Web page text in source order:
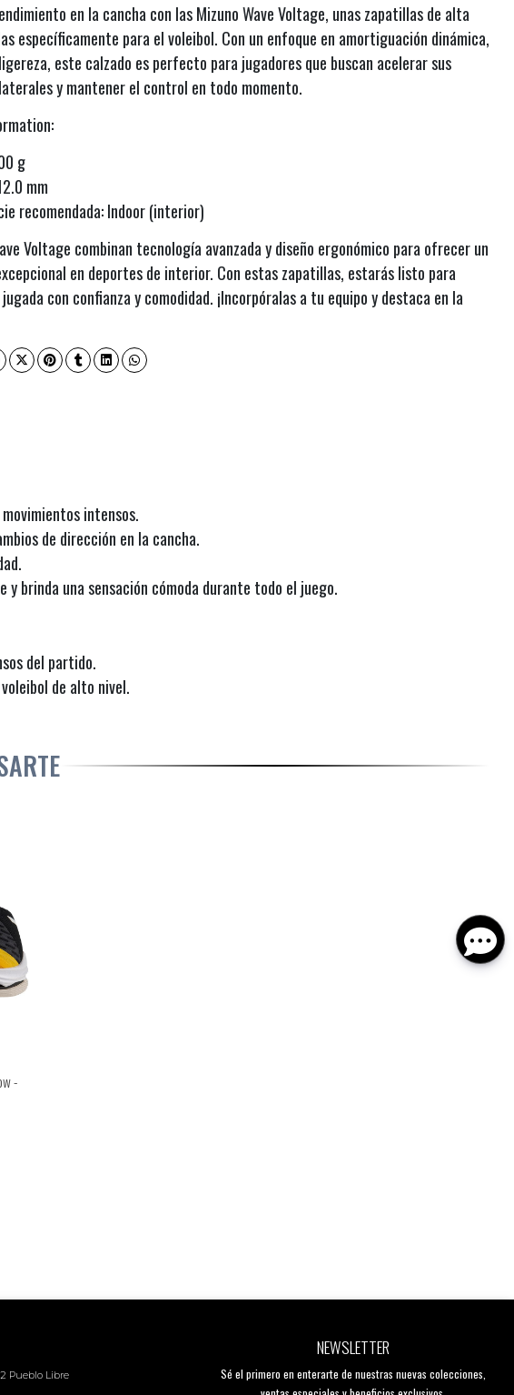
en la cancha con las Mizuno Wave Voltage, unas zapatillas de alta
específicamente para el voleibol. Con un enfoque en amortiguación dinámica,
este calzado es perfecto para jugadores que buscan acelerar sus
y mantener el control en todo momento.
g
mm
recomendada: Indoor (interior)
Voltage combinan tecnología avanzada y diseño ergonómico para ofrecer un
en deportes de interior. Con estas zapatillas, estarás listo para
con confianza y comodidad. ¡Incorpóralas a tu equipo y destaca en la
intensos.
de dirección en la cancha.
brinda una sensación cómoda durante todo el juego.
del partido.
de alto nivel.
-
Pueblo Libre
NEWSLETTER
Sé el primero en enterarte de nuestras nuevas colecciones,